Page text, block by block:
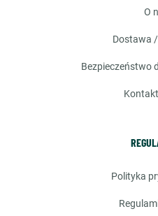
dostawa
bezpieczeństwo
polityka